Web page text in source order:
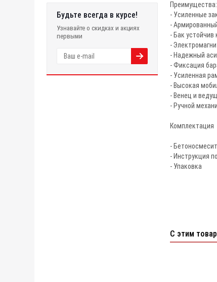
Будьте всегда в курсе!
Узнавайте о скидках и акциях
первыми
Преимущества:
- Усиленные
-
- Бак
-
- Надежный
- Фиксация
- Усиленная
- Высокая
- Венец и
- Ручной
Комплектация
-
- Инструкция
- Упаковка
С этим